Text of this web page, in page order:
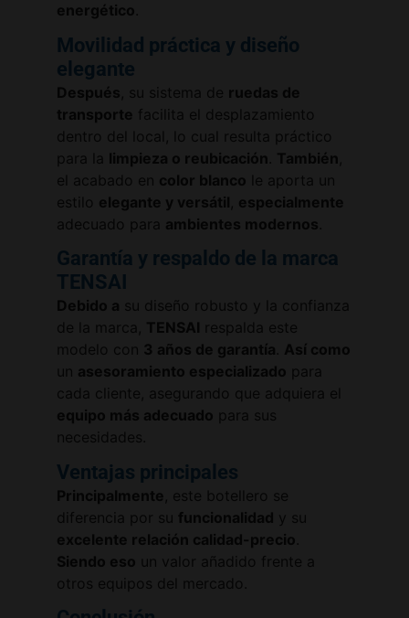
energético
Movilidad práctica y diseño
elegante
Después , su sistema de ruedas de
transporte facilita el desplazamiento
dentro del local, lo cual resulta práctico
para la limpieza o reubicación También
el acabado en color blanco le aporta un
estilo elegante y versátil especialmente
adecuado para ambientes modernos
Garantía y respaldo de la marca
TENSAI
Debido a su diseño robusto y la confianza
de la marca, TENSAI respalda este
modelo con 3 años de garantía Así como
un asesoramiento especializado para
cada cliente, asegurando que adquiera el
equipo más adecuado para sus
necesidades.
Ventajas principales
Principalmente , este botellero se
diferencia por su funcionalidad y su
excelente relación calidad-precio
Siendo eso un valor añadido frente a
otros equipos del mercado.